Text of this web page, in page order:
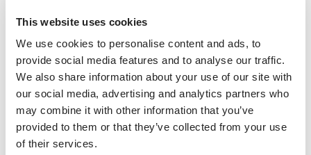
This website uses cookies
We use cookies to personalise content and ads, to
provide social media features and to analyse our traffic.
We also share information about your use of our site with
our social media, advertising and analytics partners who
may combine it with other information that you’ve
provided to them or that they’ve collected from your use
of their services.
Relevant innhold
Nettverk